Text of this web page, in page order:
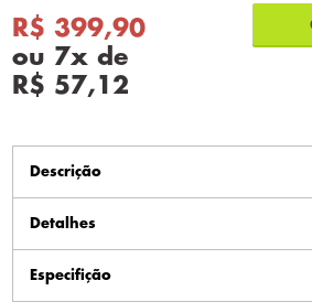
R$ 399,90
ou 7x de
R$ 57,12
Descrição
Detalhes
Especifição